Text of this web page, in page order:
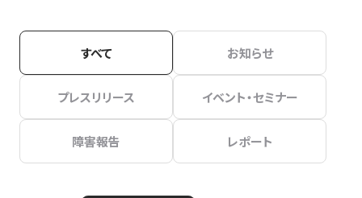
すべて お知らせ
プレスリリース イベント・セミナー
障害報告 レポート